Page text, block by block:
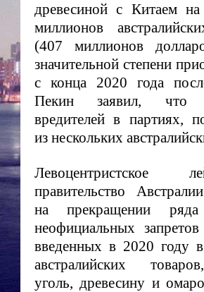
древесиной с Китаем
миллионов
(407 миллионов
значительной степени
с конца 2020 года
Пекин заявил, что
вредителей в партиях,
из нескольких
Левоцентристское
правительство
на прекращении ряда
неофициальных
введенных в 2020 году
австралийских
уголь, древесину и